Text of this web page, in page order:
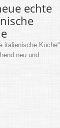
echte
italienische Küche“
neu und